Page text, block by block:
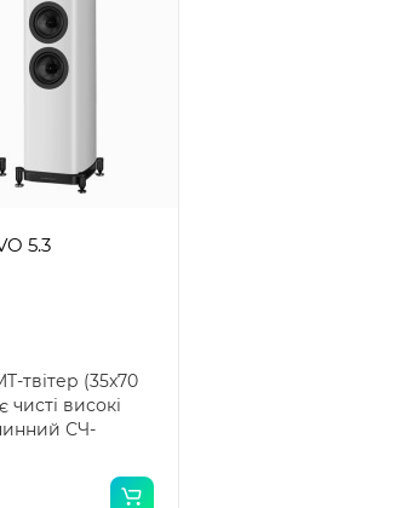
5.3
твітер (35x70
чисті високі
СЧ-